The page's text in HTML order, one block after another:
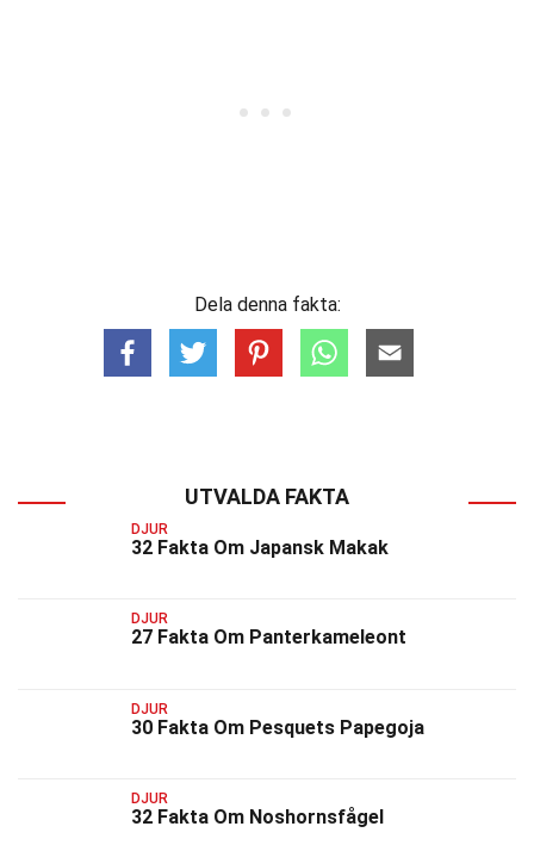
Dela denna fakta:
UTVALDA FAKTA
DJUR
32 Fakta Om Japansk Makak
DJUR
27 Fakta Om Panterkameleont
DJUR
30 Fakta Om Pesquets Papegoja
DJUR
32 Fakta Om Noshornsfågel